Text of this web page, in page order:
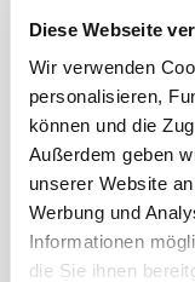
Diese Webseite
Wir verwenden
personalisieren,
können und die
Außerdem geben
unserer Website
Werbung und
Informationen
die Sie ihnen
die nooit
krijgen in
hun
taxus/
moeten,
buiten het
paard dat